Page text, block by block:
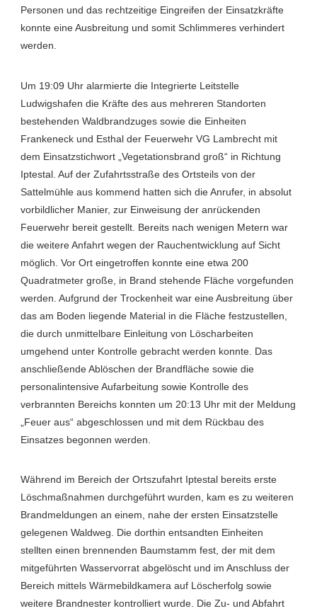
Personen und das rechtzeitige Eingreifen der Einsatzkräfte
konnte eine Ausbreitung und somit Schlimmeres verhindert
werden.
Um 19:09 Uhr alarmierte die Integrierte Leitstelle
Ludwigshafen die Kräfte des aus mehreren Standorten
bestehenden Waldbrandzuges sowie die Einheiten
Frankeneck und Esthal der Feuerwehr VG Lambrecht mit
dem Einsatzstichwort „Vegetationsbrand groß“ in Richtung
Iptestal. Auf der Zufahrtsstraße des Ortsteils von der
Sattelmühle aus kommend hatten sich die Anrufer, in absolut
vorbildlicher Manier, zur Einweisung der anrückenden
Feuerwehr bereit gestellt. Bereits nach wenigen Metern war
die weitere Anfahrt wegen der Rauchentwicklung auf Sicht
möglich. Vor Ort eingetroffen konnte eine etwa 200
Quadratmeter große, in Brand stehende Fläche vorgefunden
werden. Aufgrund der Trockenheit war eine Ausbreitung über
das am Boden liegende Material in die Fläche festzustellen,
die durch unmittelbare Einleitung von Löscharbeiten
umgehend unter Kontrolle gebracht werden konnte. Das
anschließende Ablöschen der Brandfläche sowie die
personalintensive Aufarbeitung sowie Kontrolle des
verbrannten Bereichs konnten um 20:13 Uhr mit der Meldung
„Feuer aus“ abgeschlossen und mit dem Rückbau des
Einsatzes begonnen werden.
Während im Bereich der Ortszufahrt Iptestal bereits erste
Löschmaßnahmen durchgeführt wurden, kam es zu weiteren
Brandmeldungen an einem, nahe der ersten Einsatzstelle
gelegenen Waldweg. Die dorthin entsandten Einheiten
stellten einen brennenden Baumstamm fest, der mit dem
mitgeführten Wasservorrat abgelöscht und im Anschluss der
Bereich mittels Wärmebildkamera auf Löscherfolg sowie
weitere Brandnester kontrolliert wurde. Die Zu- und Abfahrt